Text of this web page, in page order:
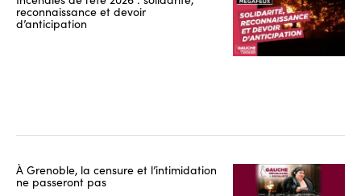
reconnaissance et devoir
d’anticipation
À Grenoble, la censure et l’intimidation
ne passeront pas